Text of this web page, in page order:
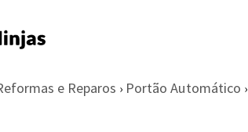
e Reparos › Portão Automático ›